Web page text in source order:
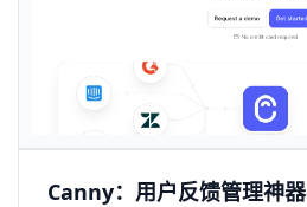
Canny：用户反馈管理神器